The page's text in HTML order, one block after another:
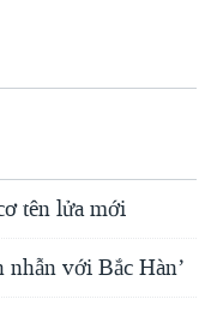
tên lửa mới
với Bắc Hàn’